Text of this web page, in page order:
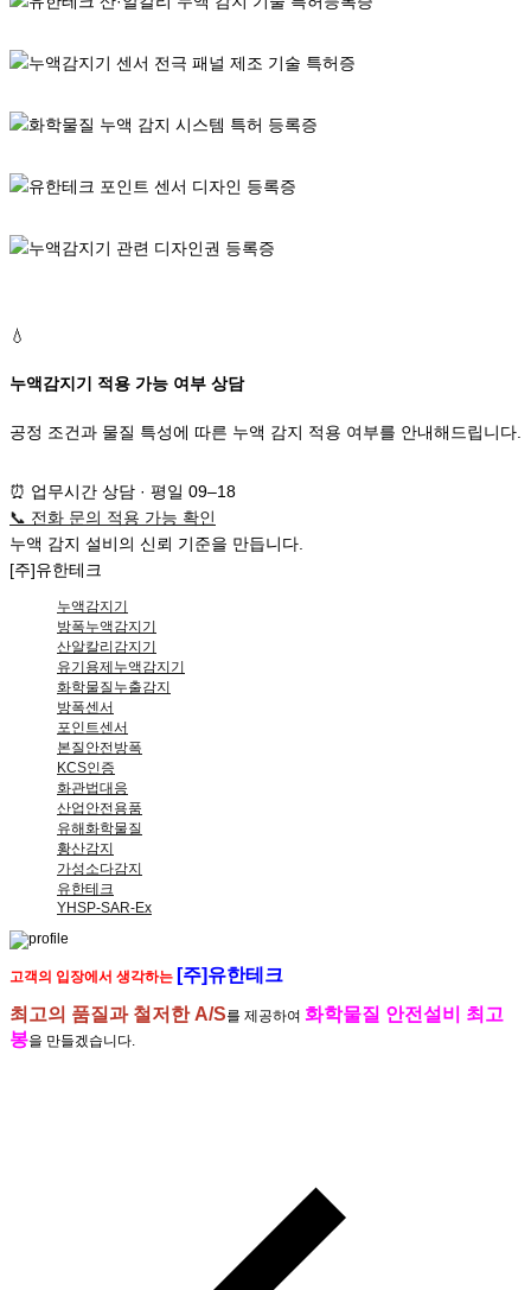
💧
누액감지기 적용 가능 여부 상담
공정 조건과 물질 특성에 따른 누액 감지 적용 여부를 안내해드립니다.
⏰ 업무시간 상담 · 평일 09–18
📞 전화 문의 적용 가능 확인
누액 감지 설비의 신뢰 기준을 만듭니다.
[주]유한테크
누액감지기
방폭누액감지기
산알칼리감지기
유기용제누액감지기
화학물질누출감지
방폭센서
포인트센서
본질안전방폭
KCS인증
화관법대응
산업안전용품
유해화학물질
황산감지
가성소다감지
유한테크
YHSP-SAR-Ex
고객의 입장에서 생각하는 [주]유한테크
최고의 품질과 철저한 A/S를 제공하여 화학물질 안전설비 최고
봉을 만들겠습니다.